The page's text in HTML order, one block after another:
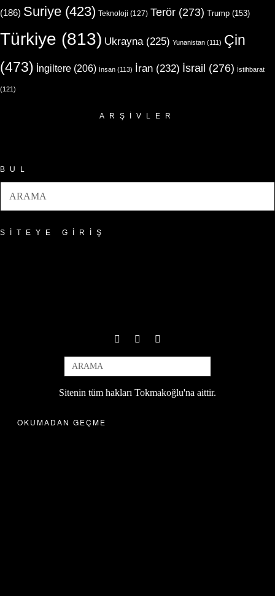
(186) Suriye (423) Teknoloji (127) Terör (273) Trump (153)
Türkiye (813) Ukrayna(225) Yunanistan (111) Çin
(473) İngiltere (206) İnsan (113) İran (232) İsrail (276) İstihbarat
(121)
ARŞIVLER
BUL
SITEYE GIRIŞ
Sitenin tüm hakları Tokmakoğlu'na aittir.
OKUMADAN GEÇME